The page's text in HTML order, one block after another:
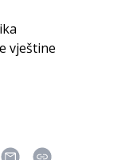
vještine